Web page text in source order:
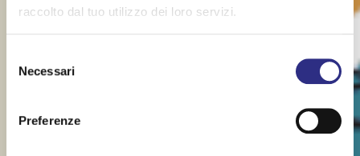
raccolto dal tuo utilizzo dei loro servizi.
delNecessari
Preferenze